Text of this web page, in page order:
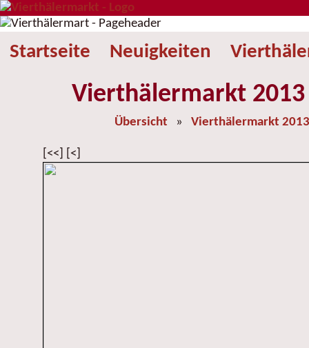
Startseite Neuigkeiten
Vierthälermarkt 2013
Übersicht » Vierthälermarkt 2013
[<<] [<]